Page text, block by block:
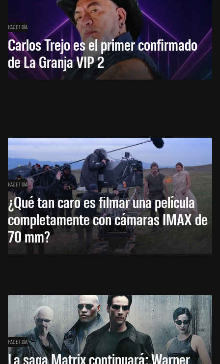
HACE 1 DÍA
Carlos Trejo es el primer confirmado
de La Granja VIP 2
HACE 1 DÍA
¿Qué tan caro es filmar una película
completamente con cámaras IMAX de
70 mm?
HACE 1 DÍA
La saga Matrix continuará: Warner